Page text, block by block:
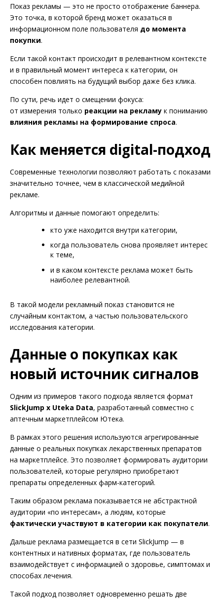
Показ рекламы — это не просто отображение баннера.
Это точка, в которой бренд может оказаться в
информационном поле пользователя до момента
покупки.
Если такой контакт происходит в релевантном контексте
и в правильный момент интереса к категории, он
способен повлиять на будущий выбор даже без клика.
По сути, речь идет о смещении фокуса:
от измерения только реакции на рекламу к пониманию
влияния рекламы на формирование спроса.
Как меняется digital-подход
Современные технологии позволяют работать с показами
значительно точнее, чем в классической медийной
рекламе.
Алгоритмы и данные помогают определить:
кто уже находится внутри категории,
когда пользователь снова проявляет интерес
к теме,
и в каком контексте реклама может быть
наиболее релевантной.
В такой модели рекламный показ становится не
случайным контактом, а частью пользовательского
исследования категории.
Данные о покупках как
новый источник сигналов
Одним из примеров такого подхода является формат
SlickJump x Uteka Data, разработанный совместно с
аптечным маркетплейсом Ютека.
В рамках этого решения используются агрегированные
данные о реальных покупках лекарственных препаратов
на маркетплейсе. Это позволяет формировать аудитории
пользователей, которые регулярно приобретают
препараты определенных фарм-категорий.
Таким образом реклама показывается не абстрактной
аудитории «по интересам», а людям, которые
фактически участвуют в категории как покупатели.
Дальше реклама размещается в сети SlickJump — в
контентных и нативных форматах, где пользователь
взаимодействует с информацией о здоровье, симптомах и
способах лечения.
Такой подход позволяет одновременно решать две